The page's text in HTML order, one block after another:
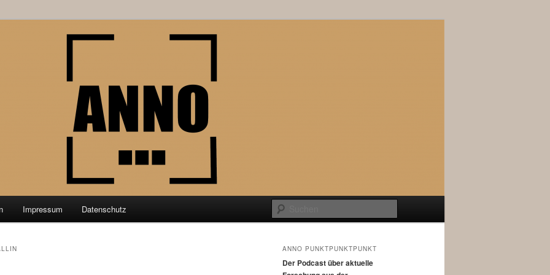
Impressum Datenschutz
ANNO PUNKTPUNKTPUNKT
Der Podcast über aktuelle